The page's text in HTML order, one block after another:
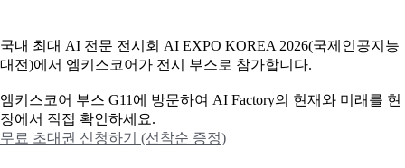
국내 최대 AI 전문 전시회 AI EXPO KOREA 2026(국제인공지능
대전)에서 엠키스코어가 전시 부스로 참가합니다.
엠키스코어 부스 G11에 방문하여 AI Factory의 현재와 미래를 현
장에서 직접 확인하세요.
무료 초대권 신청하기 (선착순 증정)